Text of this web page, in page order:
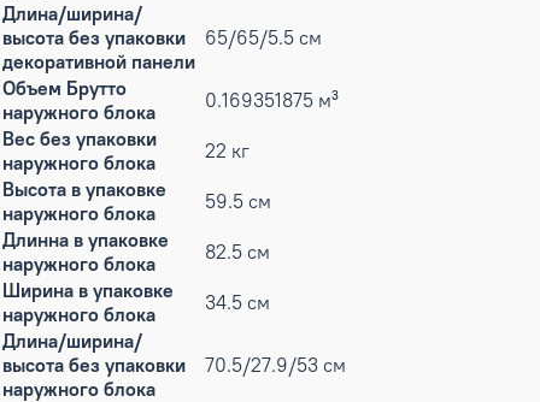
Длина/ширина/
высота без упаковки
декоративной панели
65/65/5.5 см
Объем Брутто
наружного блока
0.169351875 м³
Вес без упаковки
наружного блока
22 кг
Высота в упаковке
наружного блока
59.5 см
Длинна в упаковке
наружного блока
82.5 см
Ширина в упаковке
наружного блока
34.5 см
Длина/ширина/
высота без упаковки
наружного блока
70.5/27.9/53 см